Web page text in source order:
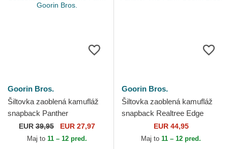
Goorin Bros.
Šiltovka zaoblená kamufláž
snapback Panther
Camouflage Seasonal Real
Tree The Farm Goorin Bros.
EUR39,95 EUR 27,97
Maj to 11 – 12 pred.
Goorin Bros.
Šiltovka zaoblená kamufláž
snapback Realtree Edge
Black Panther The Farm
Goorin Bros.
EUR 44,95
Maj to 11 – 12 pred.